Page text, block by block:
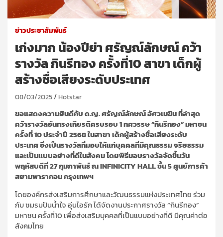
ข่าวประชาสัมพันธ์
เก่งมาก น้องปีย่า ศรัญณ์ลักษณ์ คว้า
รางวัล กินรีทอง ครั้งที่10 สาขา เด็กผู้
สร้างชื่อเสียงระดับประเทศ
08/03/2025 Hotstar
ขอแสดงความยินดีกับ ด.ญ. ศรัญณ์ลักษณ์ อัศวเมฆิน ที่ล่าสุด
คว้ารางวัลอันทรงเกียรติครบรอบ 1 ทศวรรษ “กินรีทอง” มหาชน
ครั้งที่ 10 ประจำปี 2568 ในสาขา เด็กผู้สร้างชื่อเสียงระดับ
ประเทศ ซึ่งเป็นรางวัลที่มอบให้แก่บุคคลที่มีคุณธรรม จริยธรรม
และเป็นแบบอย่างที่ดีในสังคม โดยพิธีมอบรางวัลจัดขึ้นวัน
พฤหัสบดีที่ 27 กุมภาพันธ์ ณ INFINICITY HALL ชั้น 5 ศูนย์การค้า
สยามพารากอน กรุงเทพฯ
โดยองค์กรส่งเสริมการศึกษาและวัฒนธรรมแห่งประเทศไทย ร่วม
กับ ชมรมปันน้ำใจ อุ่นไอรัก ได้จัดงานประกาศรางวัล “กินรีทอง”
มหาชน ครั้งที่10 เพื่อส่งเสริมบุคคลที่เป็นแบบอย่างที่ดี มีคุณค่าต่อ
สังคมไทย